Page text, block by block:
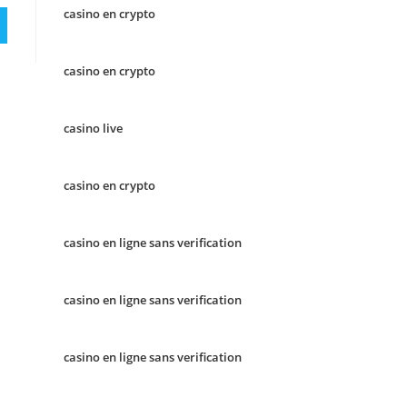
casino en crypto
casino en crypto
casino live
casino en crypto
casino en ligne sans verification
casino en ligne sans verification
casino en ligne sans verification